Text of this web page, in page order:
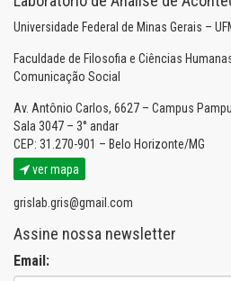
Universidade Federal de Minas Gerais –
Faculdade de Filosofia e Ciências
Comunicação Social
Av. Antônio Carlos, 6627 – Campus
Sala 3047 – 3° andar
CEP: 31.270-901 – Belo Horizonte/MG
ver mapa
grislab.gris@gmail.com
Assine nossa newsletter
Email: